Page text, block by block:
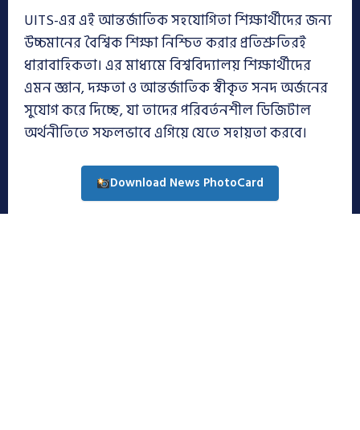
UITS-এর এই আন্তর্জাতিক সহযোগিতা শিক্ষার্থীদের জন্য
উচ্চমানের বৈশ্বিক শিক্ষা নিশ্চিত করার প্রতিশ্রুতিরই
ধারাবাহিকতা। এর মাধ্যমে বিশ্ববিদ্যালয় শিক্ষার্থীদের
এমন জ্ঞান, দক্ষতা ও আন্তর্জাতিক স্বীকৃত সনদ অর্জনের
সুযোগ করে দিচ্ছে, যা তাদের পরিবর্তনশীল ডিজিটাল
অর্থনীতিতে সফলভাবে এগিয়ে যেতে সহায়তা করবে।
Download News PhotoCard